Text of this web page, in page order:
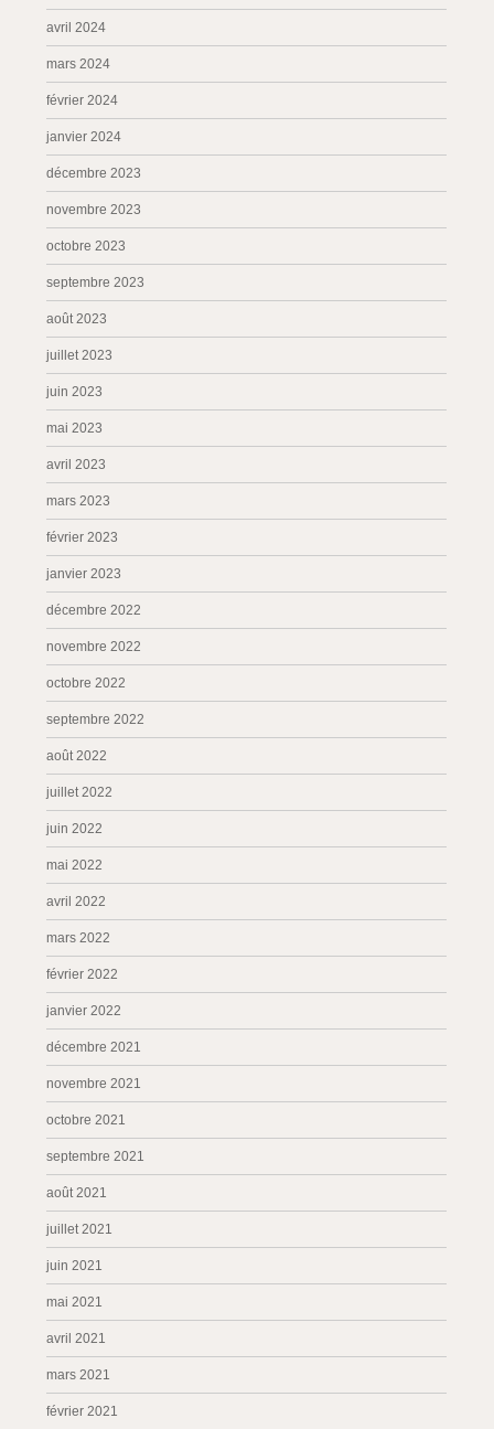
avril 2024
mars 2024
février 2024
janvier 2024
décembre 2023
novembre 2023
octobre 2023
septembre 2023
août 2023
juillet 2023
juin 2023
mai 2023
avril 2023
mars 2023
février 2023
janvier 2023
décembre 2022
novembre 2022
octobre 2022
septembre 2022
août 2022
juillet 2022
juin 2022
mai 2022
avril 2022
mars 2022
février 2022
janvier 2022
décembre 2021
novembre 2021
octobre 2021
septembre 2021
août 2021
juillet 2021
juin 2021
mai 2021
avril 2021
mars 2021
février 2021